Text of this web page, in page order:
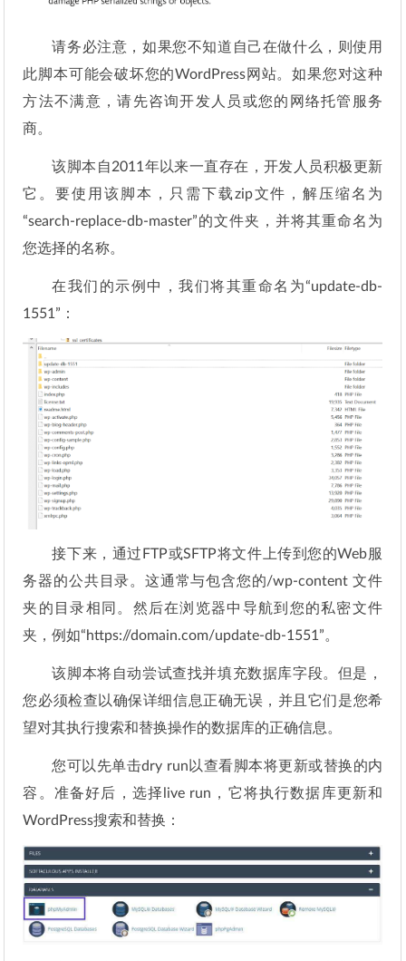
请务必注意，如果您不知道自己在做什么，则使用
此脚本可能会破坏您的WordPress网站。如果您对这种
方法不满意，请先咨询开发人员或您的网络托管服务
商。
该脚本自2011年以来一直存在，开发人员积极更新
它。要使用该脚本，只需下载zip文件，解压缩名为
“search-replace-db-master”的文件夹，并将其重命名为
您选择的名称。
在我们的示例中，我们将其重命名为“update-db-
1551”：
接下来，通过FTP或SFTP将文件上传到您的Web服
务器的公共目录。这通常与包含您的/wp-content 文件
夹的目录相同。然后在浏览器中导航到您的私密文件
夹，例如“https://domain.com/update-db-1551”。
该脚本将自动尝试查找并填充数据库字段。但是，
您必须检查以确保详细信息正确无误，并且它们是您希
望对其执行搜索和替换操作的数据库的正确信息。
您可以先单击dry run以查看脚本将更新或替换的内
容。准备好后，选择live run，它将执行数据库更新和
WordPress搜索和替换：